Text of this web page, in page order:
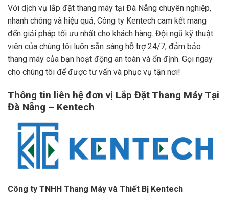
Với dịch vụ lắp đặt thang máy tại Đà Nẵng chuyên nghiệp,
nhanh chóng và hiệu quả, Công ty Kentech cam kết mang
đến giải pháp tối ưu nhất cho khách hàng. Đội ngũ kỹ thuật
viên của chúng tôi luôn sẵn sàng hỗ trợ 24/7, đảm bảo
thang máy của bạn hoạt động an toàn và ổn định. Gọi ngay
cho chúng tôi để được tư vấn và phục vụ tận nơi!
Thông tin liên hệ đơn vị Lắp Đặt Thang Máy Tại
Đà Nẵng – Kentech
Công ty TNHH Thang Máy và Thiết Bị Kentech